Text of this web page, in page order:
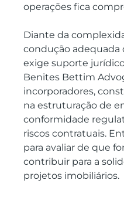
operações fica
Diante da
condução adequada
exige suporte
Benites Bettim
incorporadores,
na estruturação de
conformidade
riscos contratuais.
para avaliar de que
contribuir para a
projetos imobiliários.